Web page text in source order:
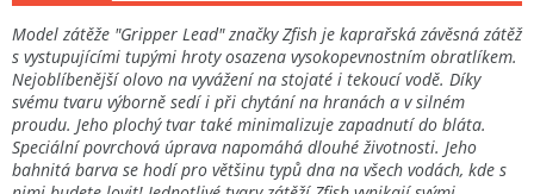
Model zátěže "Gripper Lead" značky Zfish je kaprařská závěsná zátěž
s vystupujícími tupými hroty osazena vysokopevnostním obratlíkem.
Nejoblíbenější olovo na vyvážení na stojaté i tekoucí vodě. Díky
svému tvaru výborně sedí i při chytání na hranách a v silném
proudu. Jeho plochý tvar také minimalizuje zapadnutí do bláta.
Speciální povrchová úprava napomáhá dlouhé životnosti. Jeho
bahnitá barva se hodí pro většinu typů dna na všech vodách, kde s